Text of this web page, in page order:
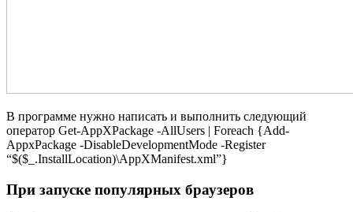
В программе нужно написать и выполнить следующий
оператор Get-AppXPackage -AllUsers | Foreach {Add-
AppxPackage -DisableDevelopmentMode -Register
“$($_.InstallLocation)\AppXManifest.xml”}
При запуске популярных браузеров